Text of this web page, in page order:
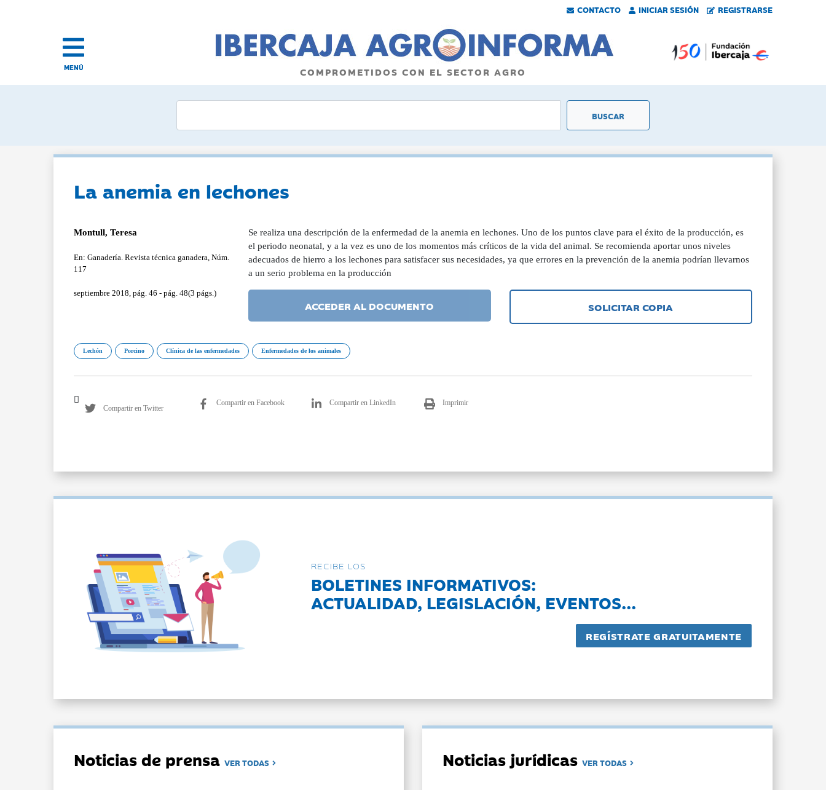
CONTACTO INICIAR SESIÓN REGISTRARSE
MENÚ COMPROMETIDOS CON EL SECTOR AGRO
La anemia en lechones
Montull, Teresa
En: Ganadería. Revista técnica ganadera, Núm.
117
septiembre 2018, pág. 46 - pág. 48(3 págs.)
Se realiza una descripción de la enfermedad de la anemia en lechones. Uno de los puntos clave para el éxito de la producción, es
el periodo neonatal, y a la vez es uno de los momentos más críticos de la vida del animal. Se recomienda aportar unos niveles
adecuados de hierro a los lechones para satisfacer sus necesidades, ya que errores en la prevención de la anemia podrían llevarnos
a un serio problema en la producción
ACCEDER AL DOCUMENTO SOLICITAR COPIA
Lechón Porcino Clínica de las enfermedades Enfermedades de los animales
Compartir en Twitter
Compartir en Facebook Compartir en LinkedIn Imprimir
RECIBE LOS
BOLETINES INFORMATIVOS:
ACTUALIDAD, LEGISLACIÓN, EVENTOS...
Noticias de prensaVER TODAS Noticias jurídicasVER TODAS